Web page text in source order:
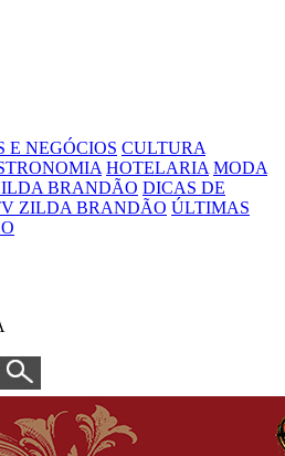
E NEGÓCIOS CULTURA
HOTELARIA MODA
BRANDÃO DICAS DE
ZILDA BRANDÃO ÚLTIMAS